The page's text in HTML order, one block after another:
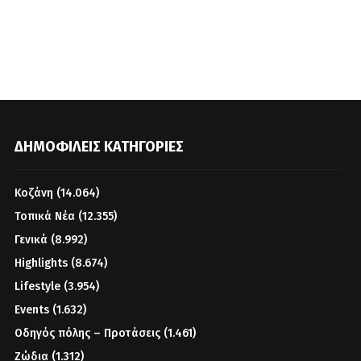
ΔΗΜΟΦΙΛΕΊΣ ΚΑΤΗΓΟΡΊΕΣ
Κοζάνη (14.064)
Τοπικά Νέα (12.355)
Γενικά (8.992)
Highlights (8.674)
Lifestyle (3.954)
Events (1.632)
Οδηγός πόλης – Προτάσεις (1.461)
Ζώδια (1.312)